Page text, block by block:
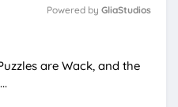
t
Powered by GliaStudios
are Wack, and the